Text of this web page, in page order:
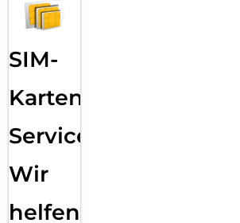
SIM-
Karten
Service:
Wir
helfen